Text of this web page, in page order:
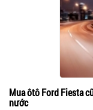
Mua ôtô Ford Fiesta
nước